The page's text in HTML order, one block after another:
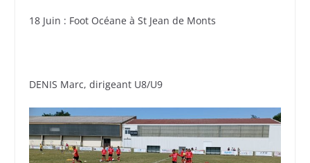
18 Juin : Foot Océane à St Jean de Monts
DENIS Marc, dirigeant U8/U9